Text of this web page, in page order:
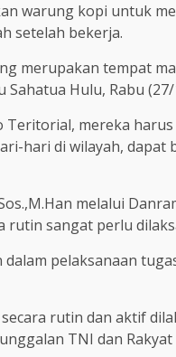
warung kopi untuk
setelah bekerja.
merupakan tempat
Hulu, Rabu (27/
mereka
hari di wilayah,
melalui
rutin sangat perlu
pelaksanaan
rutin dan aktif
TNI dan